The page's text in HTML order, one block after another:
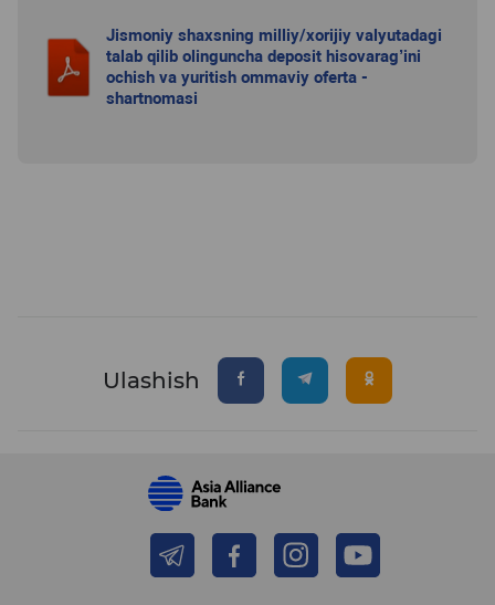
Jismoniy shaxsning milliy/xorijiy valyutadagi
talab qilib olinguncha deposit hisovarag’ini
ochish va yuritish ommaviy oferta -
shartnomasi
Ulashish